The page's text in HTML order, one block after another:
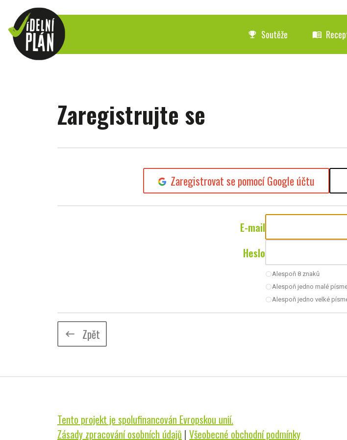
emoji_events Soutěže menu_book
Zaregistrujte se
Zaregistrovat se pomocí Google účtu
E-mail
Heslo
radio_button_uncheckedAlespoň 8 znaků
radio_button_uncheckedAlespoň jedno malé
radio_button_uncheckedAlespoň jedno velké
keyboard_backspace Zpět
Tento projekt je spolufinancován Evropskou unií.
Zásady zpracování osobních údajů | Všeobecné obchodní podmínky